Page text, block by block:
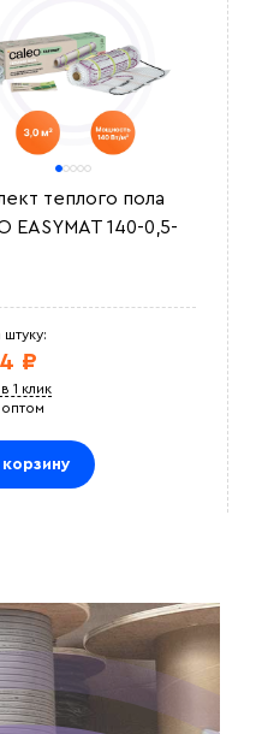
теплого пола
EASYMAT 140-0,5-
штуку:
₽
1 клик
оптом
корзину